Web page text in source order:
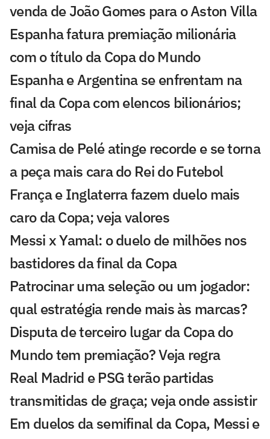
venda de João Gomes para o Aston Villa
Espanha fatura premiação milionária
com o título da Copa do Mundo
Espanha e Argentina se enfrentam na
final da Copa com elencos bilionários;
veja cifras
Camisa de Pelé atinge recorde e se torna
a peça mais cara do Rei do Futebol
França e Inglaterra fazem duelo mais
caro da Copa; veja valores
Messi x Yamal: o duelo de milhões nos
bastidores da final da Copa
Patrocinar uma seleção ou um jogador:
qual estratégia rende mais às marcas?
Disputa de terceiro lugar da Copa do
Mundo tem premiação? Veja regra
Real Madrid e PSG terão partidas
transmitidas de graça; veja onde assistir
Em duelos da semifinal da Copa, Messi e